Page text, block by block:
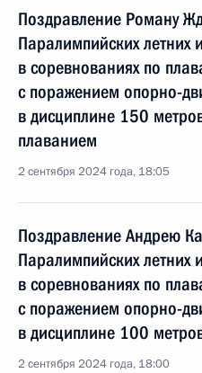
Поздравление Роману
Паралимпийских летних
в соревнованиях по
с поражением опорно-
в дисциплине 150
плаванием
2 сентября 2024 года, 18:05
Поздравление Андрею
Паралимпийских летних
в соревнованиях по
с поражением опорно-
в дисциплине 100
2 сентября 2024 года, 18:00